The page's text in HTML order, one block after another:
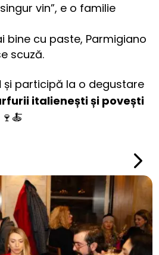
vin”, e o familie
bine cu paste, Parmigiano
scuză.
și participă la o degustare
italienești și povești
🍷🍝